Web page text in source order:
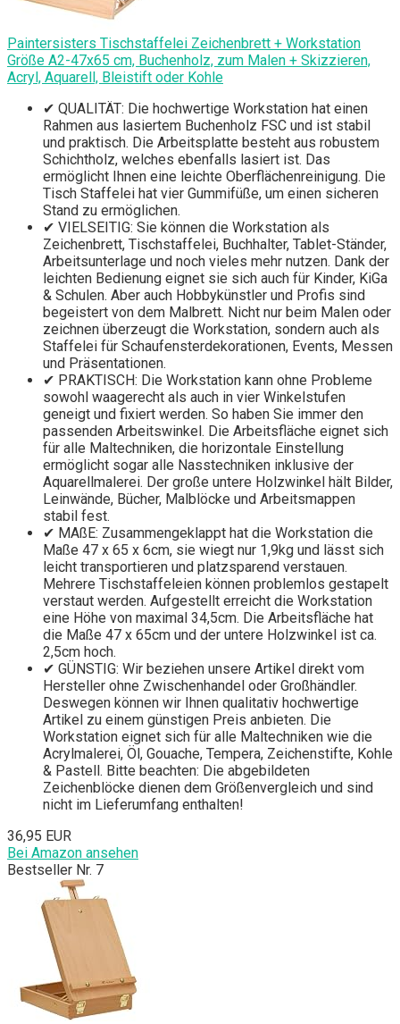
Paintersisters Tischstaffelei Zeichenbrett + Workstation
Größe A2-47x65 cm, Buchenholz, zum Malen + Skizzieren,
Acryl, Aquarell, Bleistift oder Kohle
✔ QUALITÄT: Die hochwertige Workstation hat einen
Rahmen aus lasiertem Buchenholz FSC und ist stabil
und praktisch. Die Arbeitsplatte besteht aus robustem
Schichtholz, welches ebenfalls lasiert ist. Das
ermöglicht Ihnen eine leichte Oberflächenreinigung. Die
Tisch Staffelei hat vier Gummifüße, um einen sicheren
Stand zu ermöglichen.
✔ VIELSEITIG: Sie können die Workstation als
Zeichenbrett, Tischstaffelei, Buchhalter, Tablet-Ständer,
Arbeitsunterlage und noch vieles mehr nutzen. Dank der
leichten Bedienung eignet sie sich auch für Kinder, KiGa
& Schulen. Aber auch Hobbykünstler und Profis sind
begeistert von dem Malbrett. Nicht nur beim Malen oder
zeichnen überzeugt die Workstation, sondern auch als
Staffelei für Schaufensterdekorationen, Events, Messen
und Präsentationen.
✔ PRAKTISCH: Die Workstation kann ohne Probleme
sowohl waagerecht als auch in vier Winkelstufen
geneigt und fixiert werden. So haben Sie immer den
passenden Arbeitswinkel. Die Arbeitsfläche eignet sich
für alle Maltechniken, die horizontale Einstellung
ermöglicht sogar alle Nasstechniken inklusive der
Aquarellmalerei. Der große untere Holzwinkel hält Bilder,
Leinwände, Bücher, Malblöcke und Arbeitsmappen
stabil fest.
✔ MAßE: Zusammengeklappt hat die Workstation die
Maße 47 x 65 x 6cm, sie wiegt nur 1,9kg und lässt sich
leicht transportieren und platzsparend verstauen.
Mehrere Tischstaffeleien können problemlos gestapelt
verstaut werden. Aufgestellt erreicht die Workstation
eine Höhe von maximal 34,5cm. Die Arbeitsfläche hat
die Maße 47 x 65cm und der untere Holzwinkel ist ca.
2,5cm hoch.
✔ GÜNSTIG: Wir beziehen unsere Artikel direkt vom
Hersteller ohne Zwischenhandel oder Großhändler.
Deswegen können wir Ihnen qualitativ hochwertige
Artikel zu einem günstigen Preis anbieten. Die
Workstation eignet sich für alle Maltechniken wie die
Acrylmalerei, Öl, Gouache, Tempera, Zeichenstifte, Kohle
& Pastell. Bitte beachten: Die abgebildeten
Zeichenblöcke dienen dem Größenvergleich und sind
nicht im Lieferumfang enthalten!
36,95 EUR
Bei Amazon ansehen
Bestseller Nr. 7